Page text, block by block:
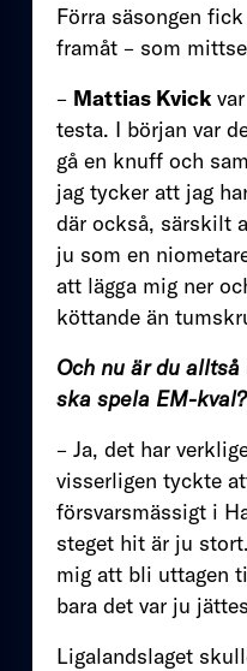
Förra säsongen
framåt – som
– Mattias Kvick
testa. I början var
gå en knuff och
jag tycker att jag
där också, särskilt
ju som en
att lägga mig ner
köttande än
Och nu är du
ska spela EM-kval?
– Ja, det har
visserligen tyckte
försvarsmässigt i
steget hit är ju
mig att bli uttagen
bara det var ju
Ligalandslaget